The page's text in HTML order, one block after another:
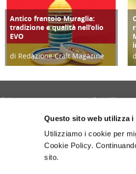
Questo sito web utilizza i
Utilizziamo i cookie per
Cookie Policy.
sito.
FOCUS
Antico frantoio Muraglia:
tradizione e qualità nell’olio
EVO
di Redazione Cralt Magazine
Gallery
Cralt 40°
Turismo